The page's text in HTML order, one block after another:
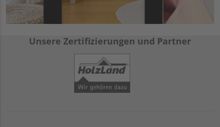
Unsere Zertifizierungen und Partner